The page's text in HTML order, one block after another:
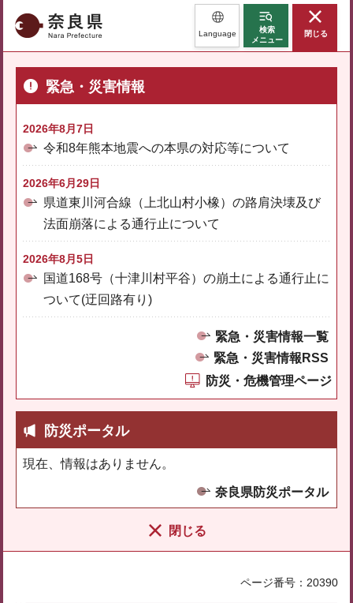
奈良県 Language
検索
メニュー
閉じる
緊急・災害情報
2026年8月7日
令和8年熊本地震への本県の対応等について
2026年6月29日
県道東川河合線（上北山村小橡）の路肩決壊及び
法面崩落による通行止について
2026年8月5日
国道168号（十津川村平谷）の崩土による通行止に
ついて(迂回路有り)
緊急・災害情報一覧
緊急・災害情報RSS
防災・危機管理ページ
防災ポータル
現在、情報はありません。
奈良県防災ポータル
閉じる
ページ番号：20390